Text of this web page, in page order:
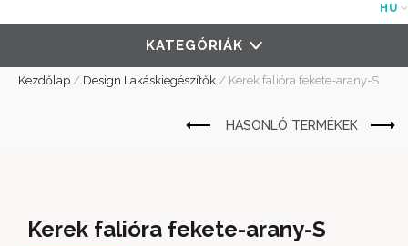
HU
KATEGÓRIÁK
Kezdőlap / Design Lakáskiegészítők / Kerek falióra fekete-arany-S
Kerek falióra fekete-arany-S